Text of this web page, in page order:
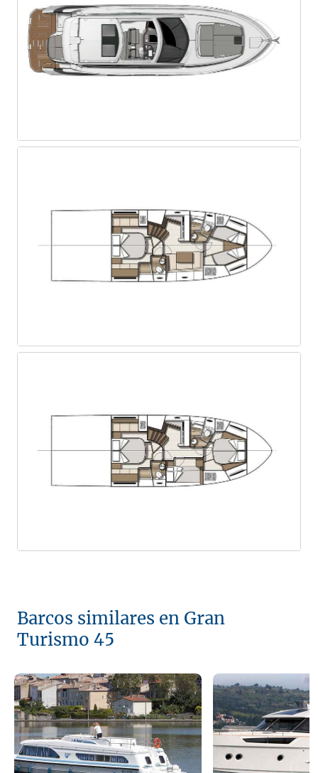
Barcos similares en Gran
Turismo 45